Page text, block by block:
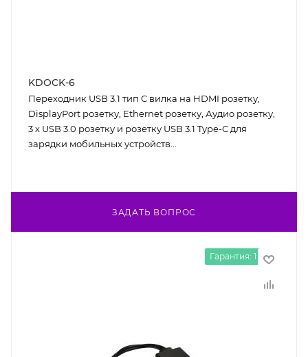
KDOCK-6
Переходник USB 3.1 тип C вилка на HDMI розетку,
DisplayPort розетку, Ethernet розетку, Аудио розетку,
3 х USB 3.0 розетку и розетку USB 3.1 Type-C для
зарядки мобильных устройств...
ЗАДАТЬ ВОПРОС
Гарантия: 1 год